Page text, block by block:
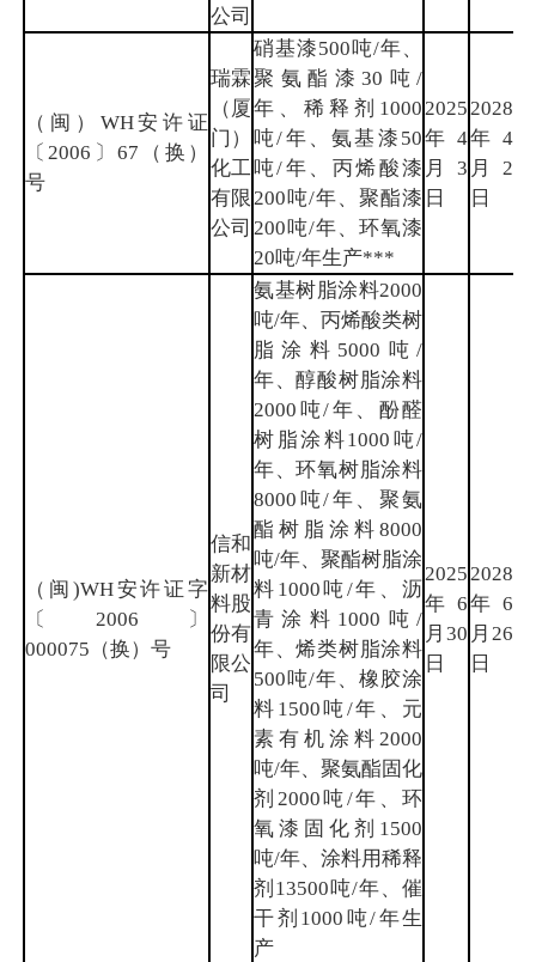
公司
（闽）WH安许证
〔2006〕67（换）
号
瑞霖
（厦
门）
化工
有限
公司
硝基漆500吨/年、
聚氨酯漆30吨/
年、稀释剂1000
吨/年、氨基漆50
吨/年、丙烯酸漆
200吨/年、聚酯漆
200吨/年、环氧漆
20吨/年生产***
2025
年4
月3
日
2028
年4
月2
日
（闽)WH安许证字
〔2006〕
000075（换）号
信和
新材
料股
份有
限公
司
氨基树脂涂料2000
吨/年、丙烯酸类树
脂涂料5000吨/
年、醇酸树脂涂料
2000吨/年、酚醛
树脂涂料1000吨/
年、环氧树脂涂料
8000吨/年、聚氨
酯树脂涂料8000
吨/年、聚酯树脂涂
料1000吨/年、沥
青涂料1000吨/
年、烯类树脂涂料
500吨/年、橡胶涂
料1500吨/年、元
素有机涂料2000
吨/年、聚氨酯固化
剂2000吨/年、环
氧漆固化剂1500
吨/年、涂料用稀释
剂13500吨/年、催
干剂1000吨/年生
产
2025
年6
月30
日
2028
年6
月26
日